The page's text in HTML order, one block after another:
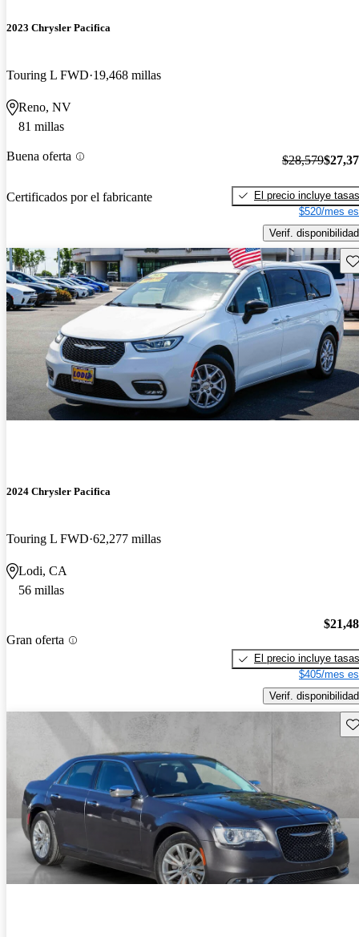
2023 Chrysler Pacifica
Touring L FWD 19,468 millas
Reno, NV
81 millas
Buena oferta
Certificados por el fabricante
$28,579
El precio incluye tasas
$520/mes
Verif. disponibilidad
2024 Chrysler Pacifica
Touring L FWD 62,277 millas
Lodi, CA
56 millas
Gran oferta
El precio incluye tasas
$405/mes
Verif. disponibilidad